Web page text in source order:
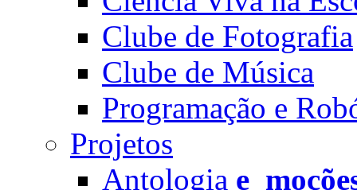
Clube de Fotografia
Clube de Música
Programação e
Projetos
Antologia